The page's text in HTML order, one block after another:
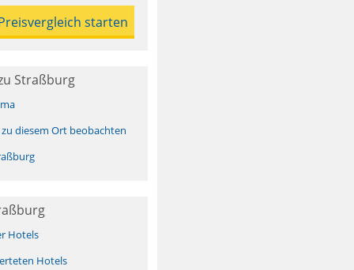
Straßburg
diesem Ort beobachten
Hotels
Hotels